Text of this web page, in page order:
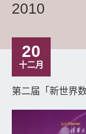
2010
20
十二月
第二届「新世界